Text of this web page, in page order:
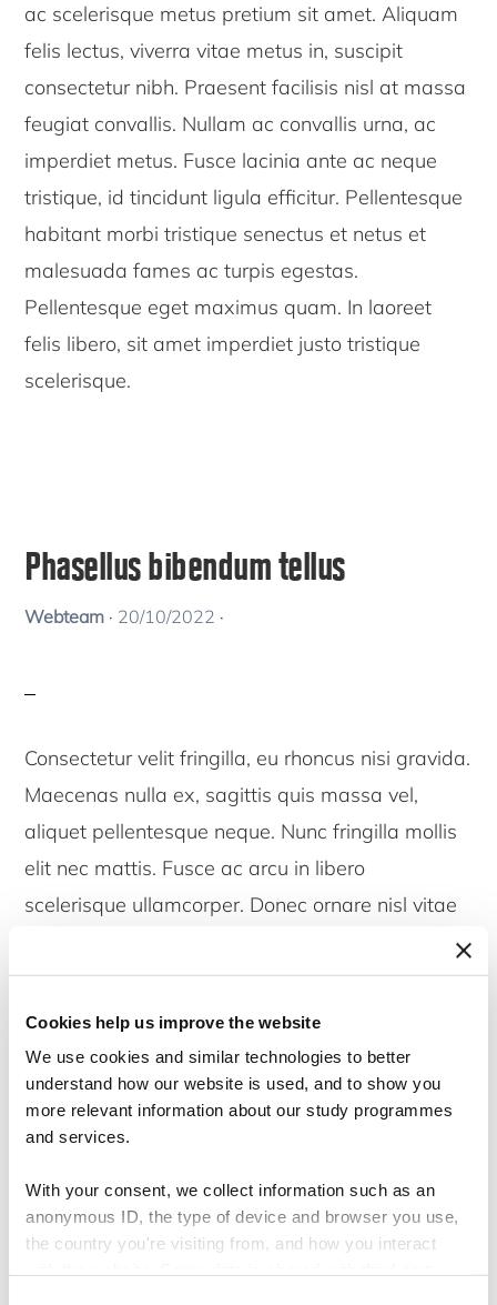
Cookies help us improve the website
We use cookies and similar technologies to better
understand how our website is used, and to show you
more relevant information about our study programmes
and services.
With your consent, we collect information such as an
anonymous ID, the type of device and browser you use,
the country you're visiting from, and how you interact
ac scelerisque metus pretium sit amet. Aliquam
felis lectus, viverra vitae metus in, suscipit
consectetur nibh. Praesent facilisis nisl at massa
feugiat convallis. Nullam ac convallis urna, ac
imperdiet metus. Fusce lacinia ante ac neque
tristique, id tincidunt ligula efficitur. Pellentesque
habitant morbi tristique senectus et netus et
malesuada fames ac turpis egestas.
Pellentesque eget maximus quam. In laoreet
felis libero, sit amet imperdiet justo tristique
scelerisque.
Phasellus bibendum tellus
Webteam · 20/10/2022 ·
Consectetur velit fringilla, eu rhoncus nisi gravida.
Maecenas nulla ex, sagittis quis massa vel,
aliquet pellentesque neque. Nunc fringilla mollis
elit nec mattis. Fusce ac arcu in libero
scelerisque ullamcorper. Donec ornare nisl vitae
posuere lobortis. Vestibulum consectetur finibus
diam eu aliquam. Aliquam sit amet eleifend
risus.
Mauris eu metus risus. Morbi lorem libero,
suscipit a mollis non, elementum in nisl.
netus et malesuada fames ac turpis egestas.
Integer sagittis felis ut nisi scelerisque, et pretium